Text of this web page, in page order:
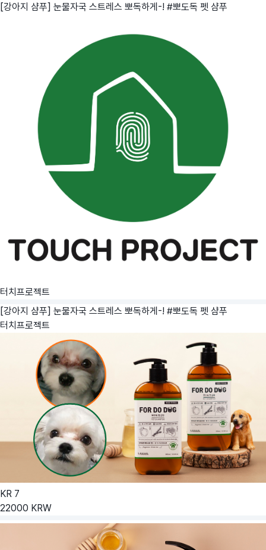
[강아지 샴푸] 눈물자국 스트레스 뽀독하게-! #뽀도독 펫 샴푸
터치프로젝트
[강아지 샴푸] 눈물자국 스트레스 뽀독하게-! #뽀도독 펫 샴푸
터치프로젝트
KR 7
22000 KRW